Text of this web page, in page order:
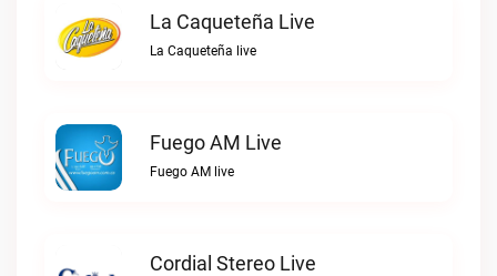
La Caqueteña Live
La Caqueteña live
Fuego AM Live
Fuego AM live
Cordial Stereo Live